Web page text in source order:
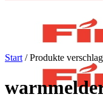
Start /Produkte